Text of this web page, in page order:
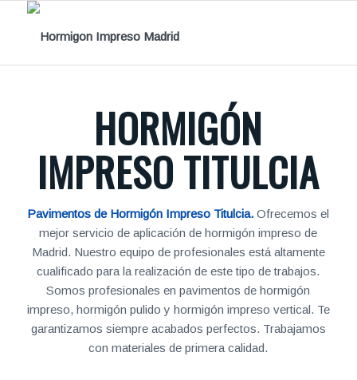
HORMIGÓN
IMPRESO TITULCIA
Pavimentos de Hormigón Impreso Titulcia.Ofrecemos el
mejor servicio de aplicación de hormigón impreso de
Madrid. Nuestro equipo de profesionales está altamente
cualificado para la realización de este tipo de trabajos.
Somos profesionales en pavimentos de hormigón
impreso, hormigón pulido y hormigón impreso vertical. Te
garantizamos siempre acabados perfectos. Trabajamos
con materiales de primera calidad.